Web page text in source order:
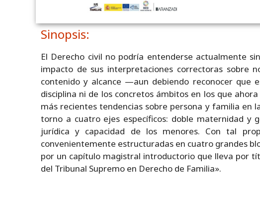
Sinopsis:
El Derecho civil no podría entenderse actualmente
impacto de sus interpretaciones correctoras sobre
contenido y alcance —aun debiendo reconocer que
disciplina ni de los concretos ámbitos en los que
más recientes tendencias sobre persona y familia en
torno a cuatro ejes específicos: doble maternidad y
jurídica y capacidad de los menores. Con tal
convenientemente estructuradas en cuatro grandes
por un capítulo magistral introductorio que lleva por
del Tribunal Supremo en Derecho de Familia».